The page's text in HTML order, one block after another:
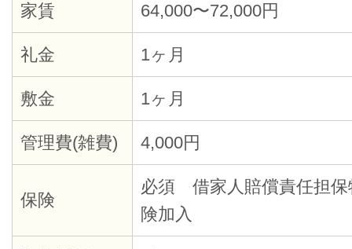
家賃 64,000〜72,000円
礼金 1ヶ月
敷金 1ヶ月
管理費(雑費) 4,000円
保険
必須 借家人賠償責任担保
険加入